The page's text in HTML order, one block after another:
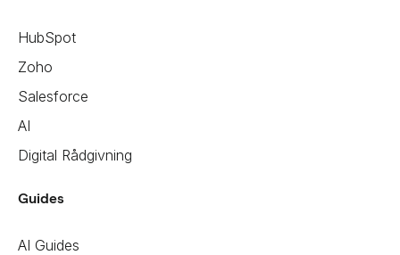
HubSpot
Zoho
Salesforce
AI
Digital Rådgivning
Guides
AI Guides